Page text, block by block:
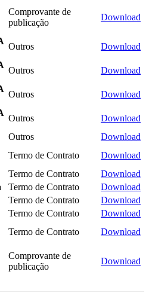
Comprovante de
publicação
Download
Outros
Download
Outros
Download
Outros
Download
Outros
Download
Outros
Download
Termo de Contrato
Download
Termo de Contrato
Download
Termo de Contrato
Download
Termo de Contrato
Download
Termo de Contrato
Download
Termo de Contrato
Download
Comprovante de
publicação
Download